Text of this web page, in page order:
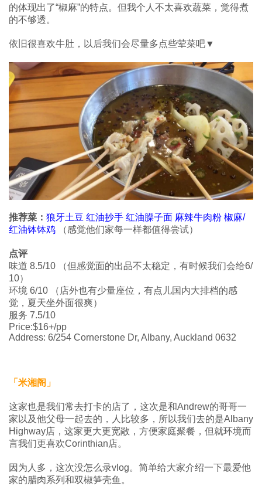
的体现出了“椒麻”的特点。但我个人不太喜欢蔬菜，觉得煮
的不够透。
依旧很喜欢牛肚，以后我们会尽量多点些荤菜吧▼
推荐菜： 狼牙土豆 红油抄手 红油臊子面 麻辣牛肉粉 椒麻/
红油钵钵鸡 （感觉他们家每一样都值得尝试）
点评
味道 8.5/10 （但感觉面的出品不太稳定，有时候我们会给6/
10）
环境 6/10 （店外也有少量座位，有点儿国内大排档的感
觉，夏天坐外面很爽）
服务 7.5/10
Price:$16+/pp
Address: 6/254 Cornerstone Dr, Albany, Auckland 0632
「米湘阁」
这家也是我们常去打卡的店了，这次是和Andrew的哥哥一
家以及他父母一起去的，人比较多，所以我们去的是Albany
Highway店，这家更大更宽敞，方便家庭聚餐，但就环境而
言我们更喜欢Corinthian店。
因为人多，这次没怎么录vlog。简单给大家介绍一下最爱他
家的腊肉系列和双椒笋壳鱼。